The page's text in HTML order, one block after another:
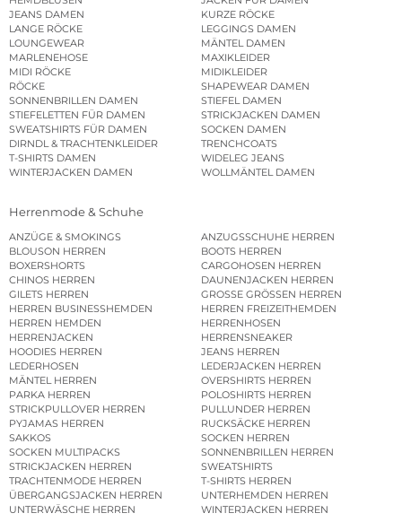
JEANS DAMEN
KURZE RÖCKE
LANGE RÖCKE
LEGGINGS DAMEN
LOUNGEWEAR
MÄNTEL DAMEN
MARLENEHOSE
MAXIKLEIDER
MIDI RÖCKE
MIDIKLEIDER
RÖCKE
SHAPEWEAR DAMEN
SONNENBRILLEN DAMEN
STIEFEL DAMEN
STIEFELETTEN FÜR DAMEN
STRICKJACKEN DAMEN
SWEATSHIRTS FÜR DAMEN
SOCKEN DAMEN
DIRNDL & TRACHTENKLEIDER
TRENCHCOATS
T-SHIRTS DAMEN
WIDELEG JEANS
WINTERJACKEN DAMEN
WOLLMÄNTEL DAMEN
Herrenmode & Schuhe
ANZÜGE & SMOKINGS
ANZUGSSCHUHE HERREN
BLOUSON HERREN
BOOTS HERREN
BOXERSHORTS
CARGOHOSEN HERREN
CHINOS HERREN
DAUNENJACKEN HERREN
GILETS HERREN
GROSSE GRÖSSEN HERREN
HERREN BUSINESSHEMDEN
HERREN FREIZEITHEMDEN
HERREN HEMDEN
HERRENHOSEN
HERRENJACKEN
HERRENSNEAKER
HOODIES HERREN
JEANS HERREN
LEDERHOSEN
LEDERJACKEN HERREN
MÄNTEL HERREN
OVERSHIRTS HERREN
PARKA HERREN
POLOSHIRTS HERREN
STRICKPULLOVER HERREN
PULLUNDER HERREN
PYJAMAS HERREN
RUCKSÄCKE HERREN
SAKKOS
SOCKEN HERREN
SOCKEN MULTIPACKS
SONNENBRILLEN HERREN
STRICKJACKEN HERREN
SWEATSHIRTS
TRACHTENMODE HERREN
T-SHIRTS HERREN
ÜBERGANGSJACKEN HERREN
UNTERHEMDEN HERREN
UNTERWÄSCHE HERREN
WINTERJACKEN HERREN